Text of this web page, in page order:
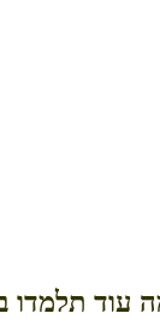
עוד תלמדו